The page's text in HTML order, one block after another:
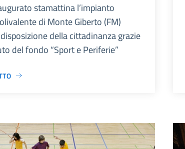
stamattina l’impianto
di Monte Giberto (FM)
della cittadinanza grazie
del fondo “Sport e Periferie”